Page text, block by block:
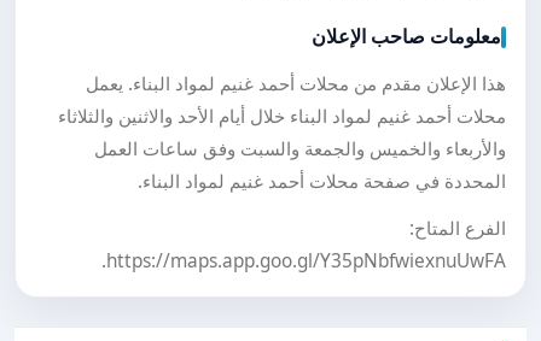
معلومات صاحب الإعلان
هذا الإعلان مقدم من محلات أحمد غنيم لمواد البناء. يعمل
محلات أحمد غنيم لمواد البناء خلال أيام الأحد والاثنين والثلاثاء
والأربعاء والخميس والجمعة والسبت وفق ساعات العمل
المحددة في صفحة محلات أحمد غنيم لمواد البناء.
الفرع المتاح:
https://maps.app.goo.gl/Y35pNbfwiexnuUwFA.